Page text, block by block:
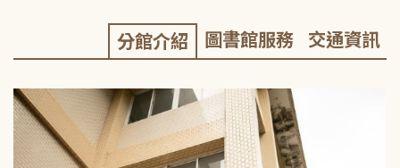
分館介紹 圖書館服務 交通資訊